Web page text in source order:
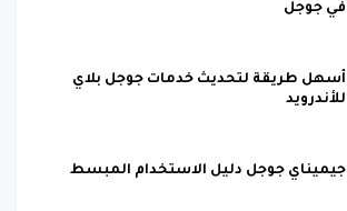
في جوجل
أسهل طريقة لتحديث خدمات جوجل بلاي
للأندرويد
جيميناي جوجل دليل الاستخدام المبسط